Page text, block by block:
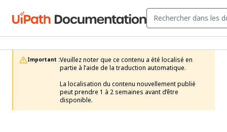
Important :Veuillez noter que ce contenu a été localisé en
partie à l’aide de la traduction automatique.
La localisation du contenu nouvellement publié
peut prendre 1 à 2 semaines avant d’être
disponible.